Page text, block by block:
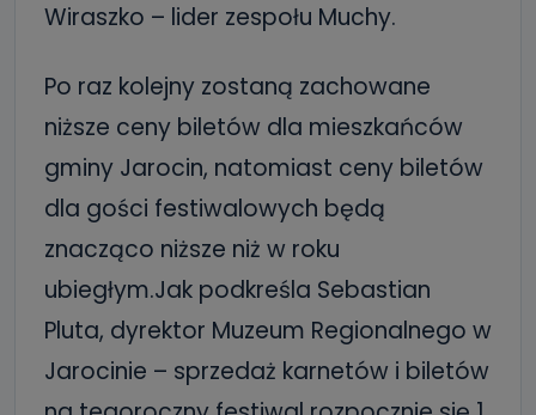
Wiraszko – lider zespołu Muchy.
Po raz kolejny zostaną zachowane
niższe ceny biletów dla mieszkańców
gminy Jarocin, natomiast ceny biletów
dla gości festiwalowych będą
znacząco niższe niż w roku
ubiegłym.Jak podkreśla Sebastian
Pluta, dyrektor Muzeum Regionalnego w
Jarocinie – sprzedaż karnetów i biletów